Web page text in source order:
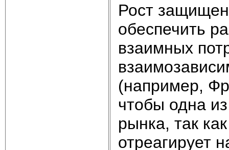
Рост
обеспечить
взаимных
(например,
чтобы одна
рынка, так
отреагирует